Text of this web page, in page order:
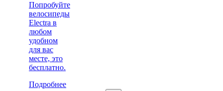
Попробуйте
велосипеды
Electra в
любом
удобном
для вас
месте, это
бесплатно.
Подробнее